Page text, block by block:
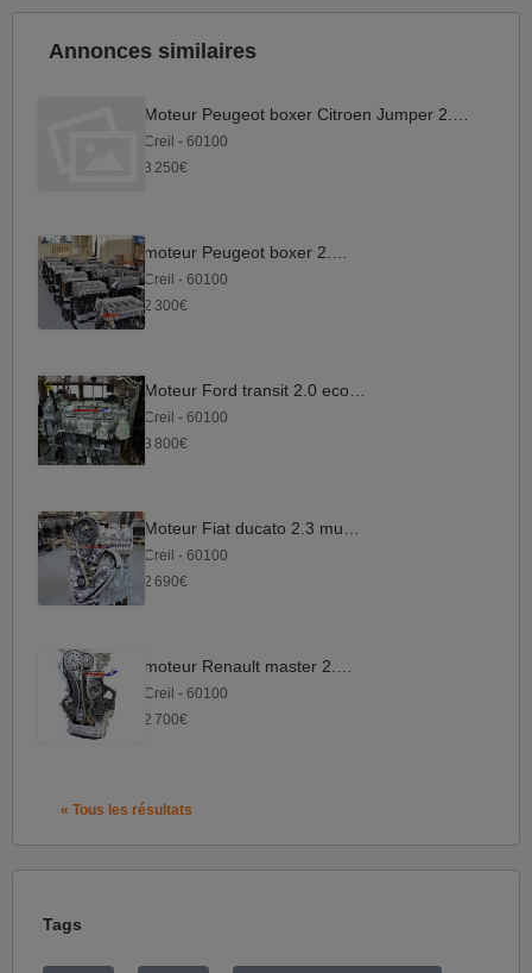
Annonces similaires
Creil - 60100
3 250€
Creil - 60100
2 300€
Creil - 60100
3 800€
Creil - 60100
2 690€
Creil - 60100
2 700€
« Tous les résultats
Tags